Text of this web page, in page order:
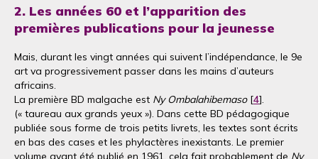
2. Les années 60 et l’apparition des
premières publications pour la jeunesse
Mais, durant les vingt années qui suivent l’indépendance, le 9e
art va progressivement passer dans les mains d’auteurs
africains.
La première BD malgache est Ny Ombalahibemaso[4].
(« taureau aux grands yeux »). Dans cette BD pédagogique
publiée sous forme de trois petits livrets, les textes sont écrits
en bas des cases et les phylactères inexistants. Le premier